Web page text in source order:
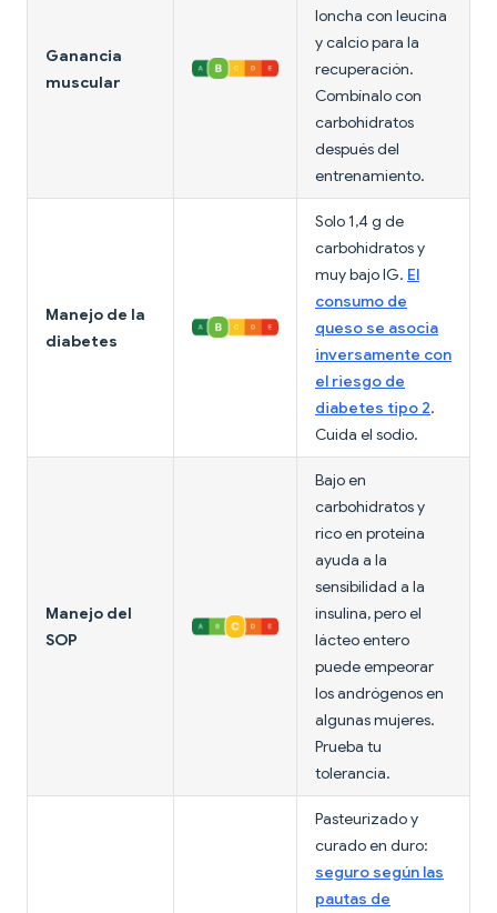
Ganancia
muscular
loncha con leucina
y calcio para la
recuperación.
Combínalo con
carbohidratos
después del
entrenamiento.
Manejo de la
diabetes
Solo 1,4 g de
carbohidratos y
muy bajo IG. El
consumo de
queso se asocia
inversamente con
el riesgo de
diabetes tipo 2.
Cuida el sodio.
Manejo del
SOP
Bajo en
carbohidratos y
rico en proteína
ayuda a la
sensibilidad a la
insulina, pero el
lácteo entero
puede empeorar
los andrógenos en
algunas mujeres.
Prueba tu
tolerancia.
Pasteurizado y
curado en duro:
seguro según las
pautas de